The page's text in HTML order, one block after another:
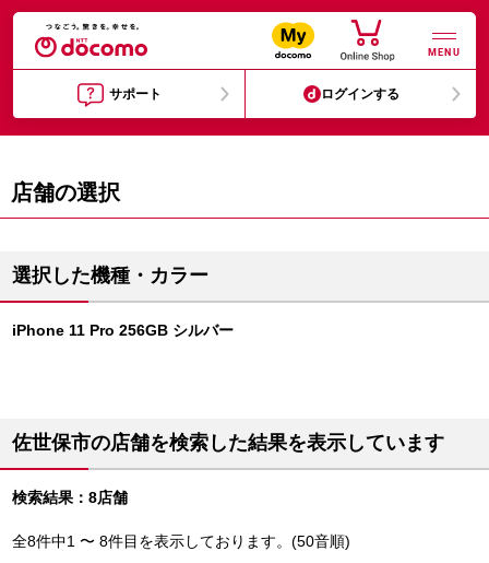
MENU
サポート ログインする
店舗の選択
選択した機種・カラー
iPhone 11 Pro 256GB シルバー
佐世保市の店舗を検索した結果を表示しています
検索結果：8店舗
全8件中1 〜 8件目を表示しております。(50音順)